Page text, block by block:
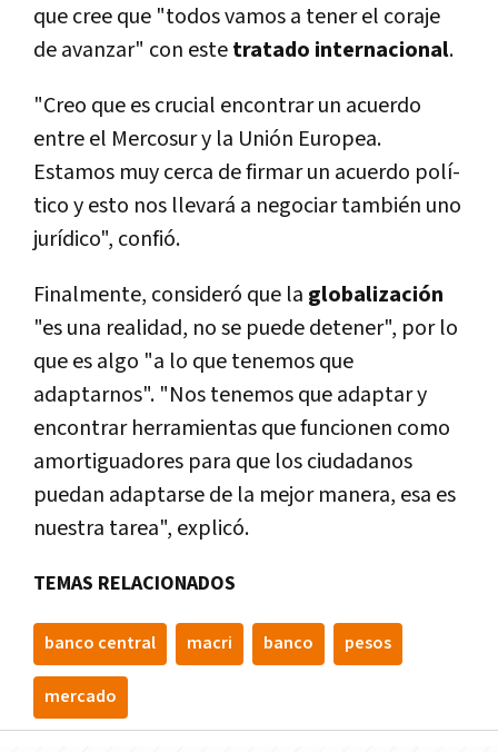
que cree que "todos vamos a tener el coraje
de avanzar" con estetratado internacional.
"Creo que es crucial encontrar un acuerdo
entre el Mercosur y la Unión Europea.
Estamos muy cerca de firmar un acuerdo polí­
tico y esto nos llevará a negociar también uno
jurí­dico", confió.
Finalmente, consideró que la globalización
"es una realidad, no se puede detener", por lo
que es algo "a lo que tenemos que
adaptarnos". "Nos tenemos que adaptar y
encontrar herramientas que funcionen como
amortiguadores para que los ciudadanos
puedan adaptarse de la mejor manera, esa es
nuestra tarea", explicó.
TEMAS RELACIONADOS
banco central macri banco pesos
mercado